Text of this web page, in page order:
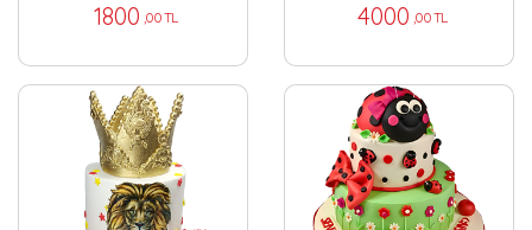
1800 ,00 TL 4000 ,00 TL